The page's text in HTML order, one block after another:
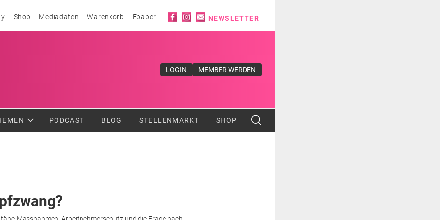
Shop Mediadaten Warenkorb Epaper Social iconsNEWSLETTER
LOGIN MEMBER WERDEN
PODCAST BLOG STELLENMARKT SHOP